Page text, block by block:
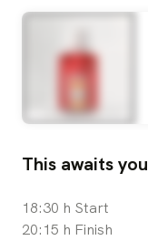
This awaits you
18:30 h Start
20:15 h Finish